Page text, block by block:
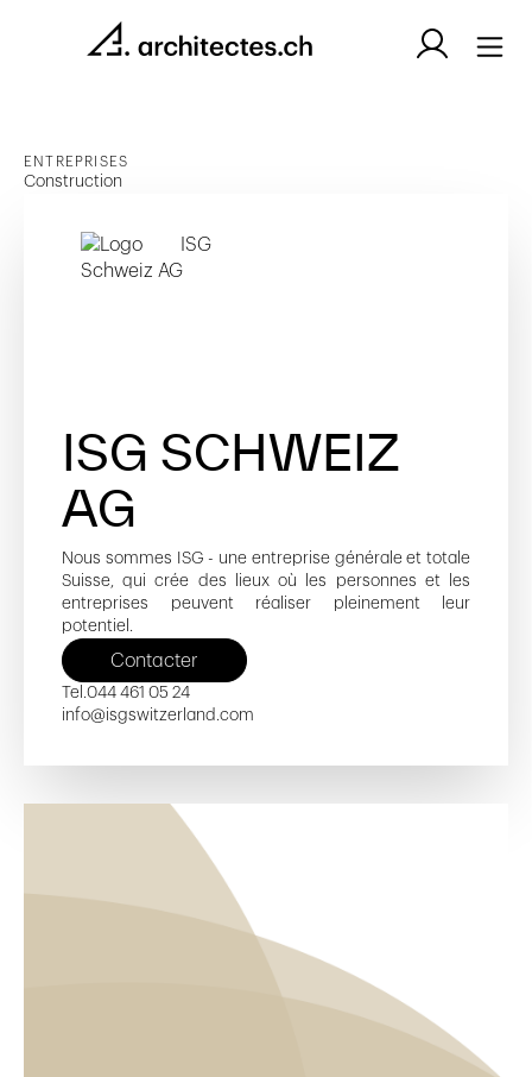
ENTREPRISES
Construction
ISG SCHWEIZ
AG
Nous sommes ISG - une entreprise générale et totale
Suisse, qui crée des lieux où les personnes et les
entreprises peuvent réaliser pleinement leur
potentiel.
Contacter
Tel.044 461 05 24
info@isgswitzerland.com